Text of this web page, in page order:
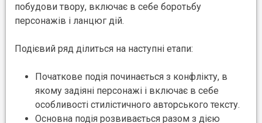
побудови твору, включає в себе боротьбу
персонажів і ланцюг дій.
Подієвий ряд ділиться на наступні етапи:
Початкове подія починається з конфлікту, в
якому задіяні персонажі і включає в себе
особливості стилістичного авторського тексту.
Основна подія розвивається разом з дією